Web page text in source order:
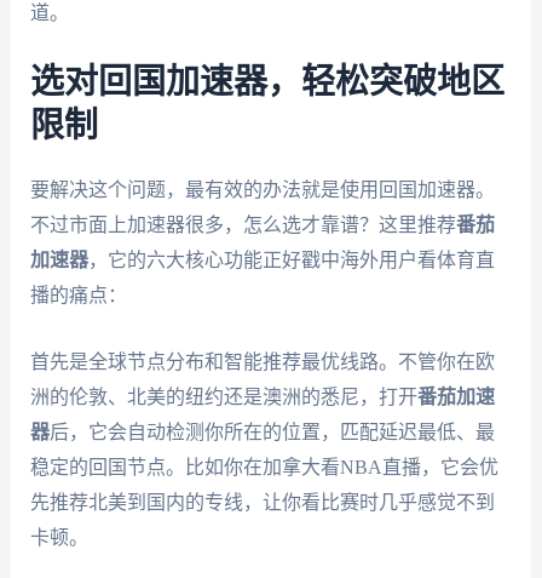
道。
选对回国加速器，轻松突破地区
限制
要解决这个问题，最有效的办法就是使用回国加速器。
不过市面上加速器很多，怎么选才靠谱？这里推荐番茄
加速器，它的六大核心功能正好戳中海外用户看体育直
播的痛点：
首先是全球节点分布和智能推荐最优线路。不管你在欧
洲的伦敦、北美的纽约还是澳洲的悉尼，打开番茄加速
器后，它会自动检测你所在的位置，匹配延迟最低、最
稳定的回国节点。比如你在加拿大看NBA直播，它会优
先推荐北美到国内的专线，让你看比赛时几乎感觉不到
卡顿。